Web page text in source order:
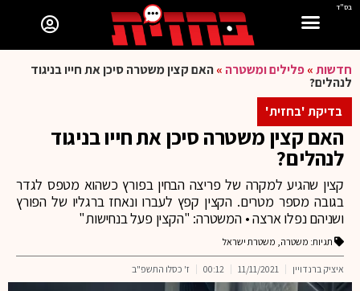
בס"ד
חדשות»פלילים ומשטרה »האם קצין משטרה סיכן את חייו בניגוד
לנהלים?
בדיקת 'בחזית'
האם קצין משטרה סיכן את חייו בניגוד
לנהלים?
קצין שהגיע למקרה של פריצה הבחין בפורץ כשהוא מטפס לגדר
בגובה מספר מטרים. הקצין קפץ לעברו ונאחז ברגליו של הפורץ
ושניהם נפלו ארצה • המשטרה: "הקצין פעל בנחישות"
תגיות: משטרה, משטרת ישראל
איציק ברנדויין 11/11/2021
00:12 ז' כסלו התשפ"ב